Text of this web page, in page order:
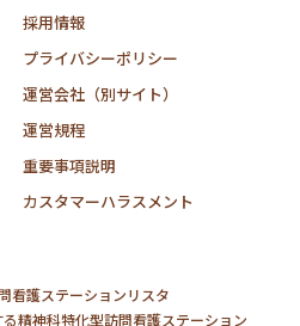
採用情報
プライバシーポリシー
運営会社（別サイト）
運営規程
重要事項説明
カスタマーハラスメント
看護ステーションリスタ
精神科特化型訪問看護ステーション